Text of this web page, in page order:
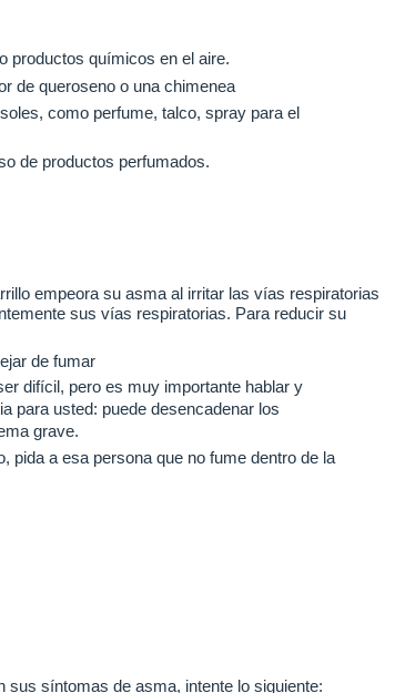
productos químicos en el aire.
de queroseno o una chimenea
como perfume, talco, spray para el
de productos perfumados.
empeora su asma al irritar las vías respiratorias
sus vías respiratorias. Para reducir su
de fumar
difícil, pero es muy importante hablar y
para usted: puede desencadenar los
grave.
pida a esa persona que no fume dentro de la
síntomas de asma, intente lo siguiente: